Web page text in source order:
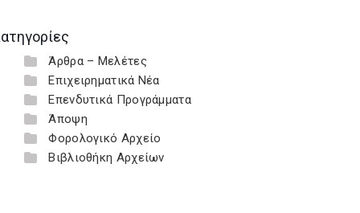
Άρθρα – Μελέτες
Επιχειρηματικά Νέα
Επενδυτικά Προγράμματα
Άποψη
Φορολογικό Αρχείο
Βιβλιοθήκη Αρχείων